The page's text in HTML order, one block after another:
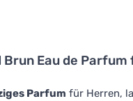
Brun Eau de
Parfum für Herren,